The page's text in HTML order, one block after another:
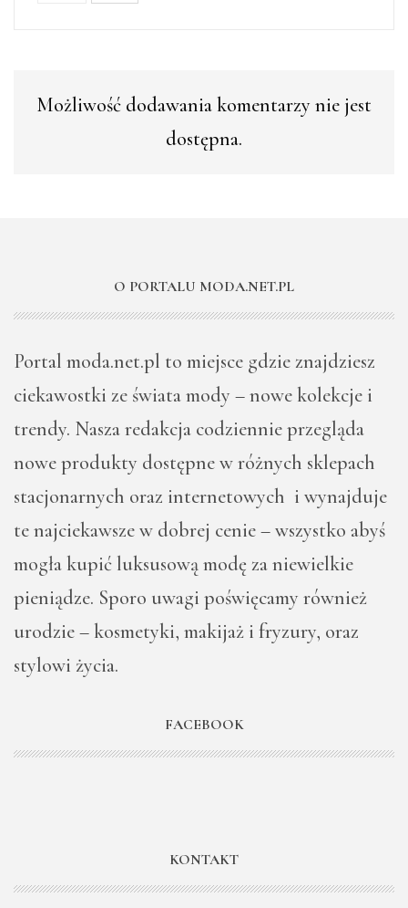
Możliwość dodawania komentarzy nie jest
dostępna.
O PORTALU MODA.NET.PL
Portal moda.net.pl to miejsce gdzie znajdziesz
ciekawostki ze świata mody – nowe kolekcje i
trendy. Nasza redakcja codziennie przegląda
nowe produkty dostępne w różnych sklepach
stacjonarnych oraz internetowych i wynajduje
te najciekawsze w dobrej cenie – wszystko abyś
mogła kupić luksusową modę za niewielkie
pieniądze. Sporo uwagi poświęcamy również
urodzie – kosmetyki, makijaż i fryzury, oraz
stylowi życia.
FACEBOOK
KONTAKT